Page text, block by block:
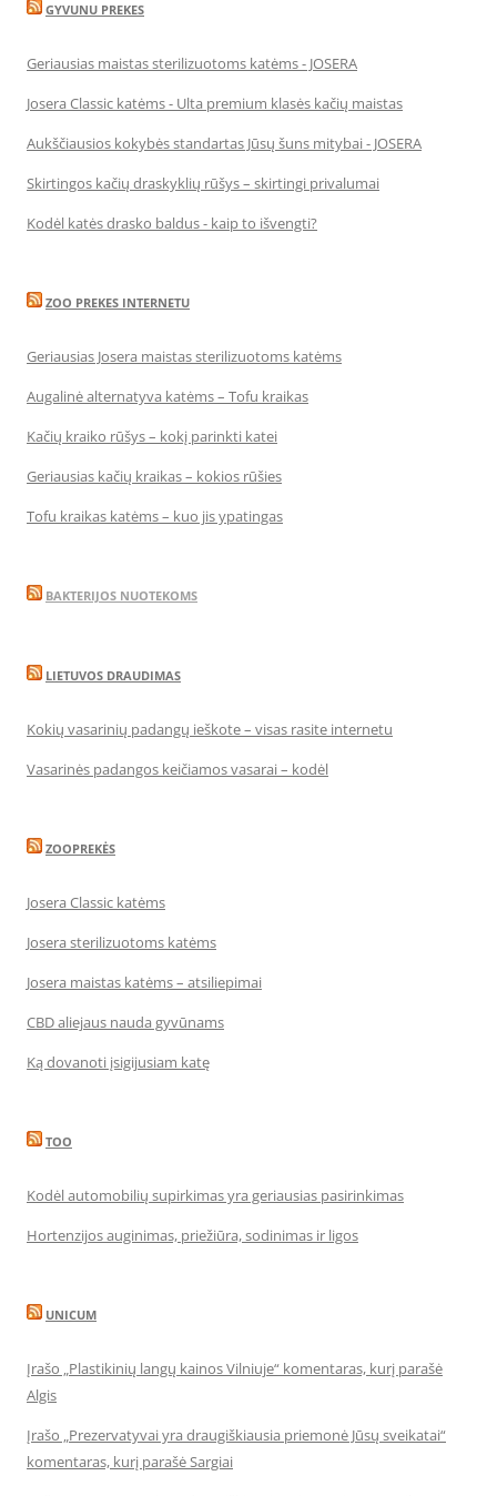
GYVUNU PREKES
Geriausias maistas sterilizuotoms katėms - JOSERA
Josera Classic katėms - Ulta premium klasės kačių maistas
Aukščiausios kokybės standartas Jūsų šuns mitybai - JOSERA
Skirtingos kačių draskyklių rūšys – skirtingi privalumai
Kodėl katės drasko baldus - kaip to išvengti?
ZOO PREKES INTERNETU
Geriausias Josera maistas sterilizuotoms katėms
Augalinė alternatyva katėms – Tofu kraikas
Kačių kraiko rūšys – kokį parinkti katei
Geriausias kačių kraikas – kokios rūšies
Tofu kraikas katėms – kuo jis ypatingas
BAKTERIJOS NUOTEKOMS
LIETUVOS DRAUDIMAS
Kokių vasarinių padangų ieškote – visas rasite internetu
Vasarinės padangos keičiamos vasarai – kodėl
ZOOPREKĖS
Josera Classic katėms
Josera sterilizuotoms katėms
Josera maistas katėms – atsiliepimai
CBD aliejaus nauda gyvūnams
Ką dovanoti įsigijusiam katę
TOO
Kodėl automobilių supirkimas yra geriausias pasirinkimas
Hortenzijos auginimas, priežiūra, sodinimas ir ligos
UNICUM
Įrašo „Plastikinių langų kainos Vilniuje“ komentaras, kurį parašė
Algis
Įrašo „Prezervatyvai yra draugiškiausia priemonė Jūsų sveikatai“
komentaras, kurį parašė Sargiai